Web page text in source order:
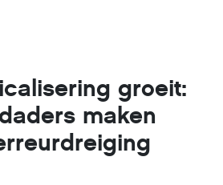
groeit:
maken